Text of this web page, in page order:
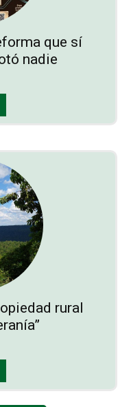
que sí
nadie
rural